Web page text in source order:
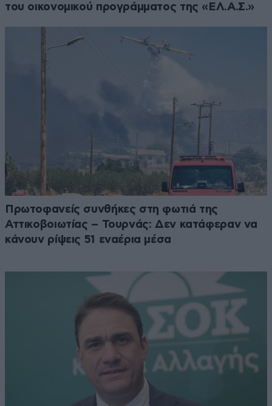
του οικονομικού προγράμματος της «ΕΛ.Α.Σ.»
Πρωτοφανείς συνθήκες στη φωτιά της
Αττικοβοιωτίας – Τουρνάς: Δεν κατάφεραν να
κάνουν ρίψεις 51 εναέρια μέσα